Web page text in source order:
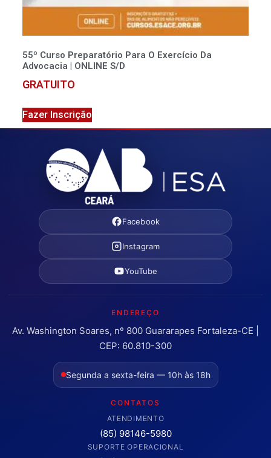
55º Curso Preparatório Para O Exercício Da
Advocacia | ONLINE S/D
GRATUITO
Fazer Inscrição
Facebook
Instagram
YouTube
ENDEREÇO
Av. Washington Soares, nº 800 Guararapes Fortaleza-CE |
CEP: 60.810-300
Segunda a sexta-feira — 10h às 18h
CONTATOS
ATENDIMENTO
(85) 98146-5980
SUPORTE OPERACIONAL